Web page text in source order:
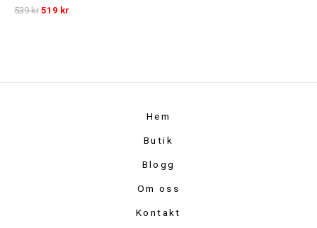
539kr 519 kr
Hem
Butik
Blogg
Om oss
Kontakt